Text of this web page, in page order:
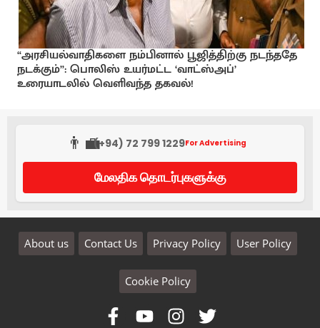
“அரசியல்வாதிகளை நம்பினால் பூஜித்திற்கு நடந்ததே
நடக்கும்”: பொலிஸ் உயர்மட்ட ‘வாட்ஸ்அப்’
உரையாடலில் வெளிவந்த தகவல்!
👨‍💼(+94) 72 799 1229For Advertising
மேலதிக தொடர்புகளுக்கு
About us Contact Us Privacy Policy User Policy
Cookie Policy